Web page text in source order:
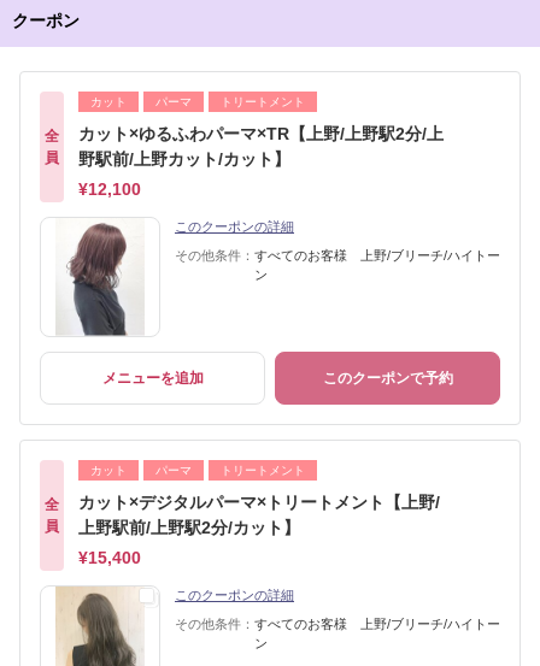
クーポン
全
員
カット パーマ トリートメント
カット×ゆるふわパーマ×TR【上野/上野駅2分/上
野駅前/上野カット/カット】
¥12,100
このクーポンの詳細
その他条件： すべてのお客様 上野/ブリーチ/ハイトー
ン
メニューを追加 このクーポンで予約
全
員
カット パーマ トリートメント
カット×デジタルパーマ×トリートメント【上野/
上野駅前/上野駅2分/カット】
¥15,400
このクーポンの詳細
その他条件： すべてのお客様 上野/ブリーチ/ハイトー
ン